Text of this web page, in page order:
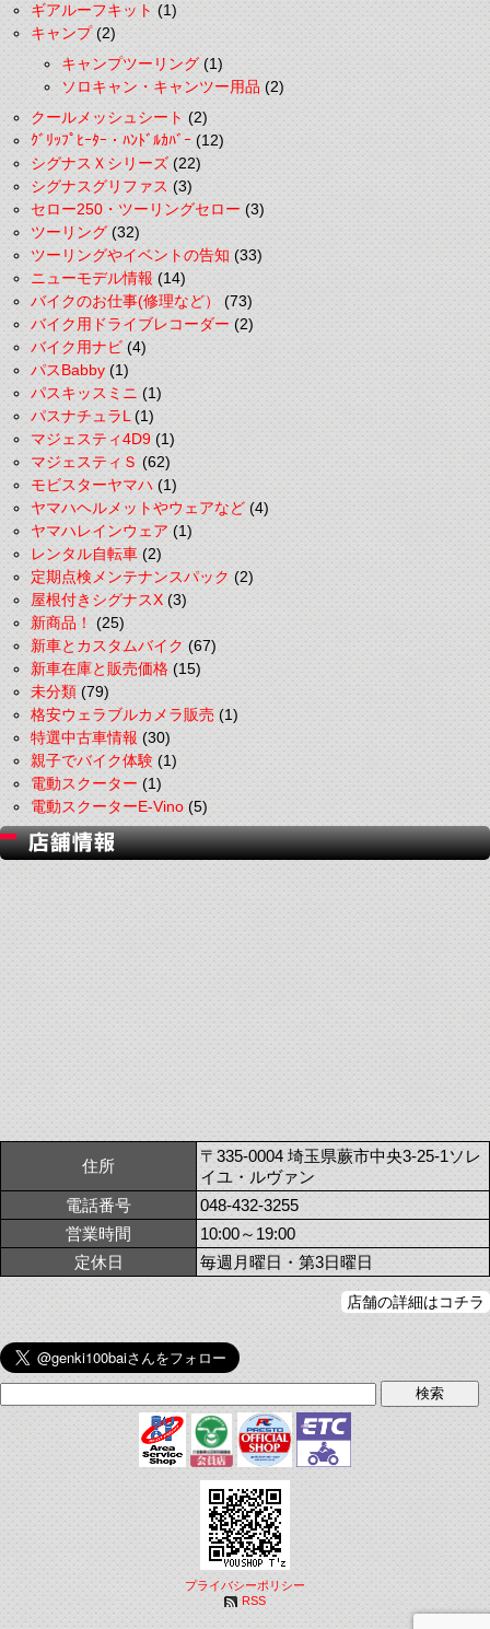
ギアルーフキット(1)
キャンプ(2)
キャンプツーリング(1)
ソロキャン・キャンツー用品(2)
クールメッシュシート(2)
ｸﾞﾘｯﾌﾟﾋｰﾀｰ・ﾊﾝﾄﾞﾙｶﾊﾞｰ(12)
シグナスＸシリーズ(22)
シグナスグリファス(3)
セロー250・ツーリングセロー(3)
ツーリング(32)
ツーリングやイベントの告知(33)
ニューモデル情報(14)
バイクのお仕事(修理など）(73)
バイク用ドライブレコーダー(2)
バイク用ナビ(4)
パスBabby(1)
パスキッスミニ(1)
パスナチュラL(1)
マジェスティ4D9(1)
マジェスティＳ(62)
モビスターヤマハ(1)
ヤマハヘルメットやウェアなど(4)
ヤマハレインウェア(1)
レンタル自転車(2)
定期点検メンテナンスパック(2)
屋根付きシグナスX(3)
新商品！(25)
新車とカスタムバイク(67)
新車在庫と販売価格(15)
未分類(79)
格安ウェラブルカメラ販売(1)
特選中古車情報(30)
親子でバイク体験(1)
電動スクーター(1)
電動スクーターE-Vino(5)
住所
〒335-0004 埼玉県蕨市中央3-25-1ソレ
イユ・ルヴァン
電話番号
048-432-3255
営業時間
10:00～19:00
定休日
毎週月曜日・第3日曜日
店舗の詳細はコチラ
プライバシーポリシー
RSS